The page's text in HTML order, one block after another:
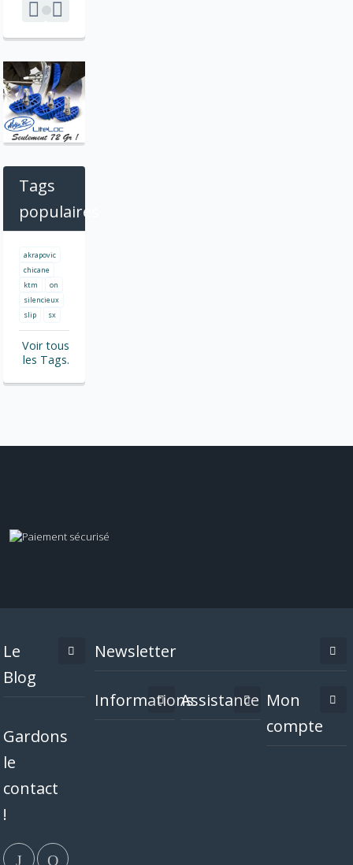
Tags
populaires
akrapovic
chicane
ktm
on
silencieux
slip
sx
Voir tous
les Tags.
Le
Blog
Gardons
le
contact
!
Newsletter
InformationsAssistance Mon
compte